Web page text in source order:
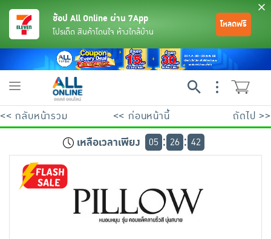
ช้อป All Online ผ่าน 7App
โปรเด็ด สินค้าโดนใจ ห้างใกล้บ้าน
โหลดฟรี
Toggle
<< กลับหน้ารวม << ก่อนหน้านี้ ถัดไป >>
เหลือเวลาเพียง 05 26 41